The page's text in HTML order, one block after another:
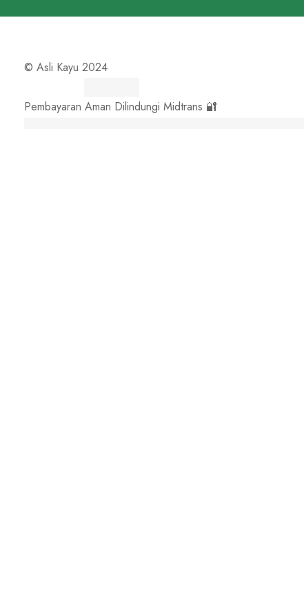
© Asli Kayu 2024
Pembayaran Aman Dilindungi Midtrans 🔐